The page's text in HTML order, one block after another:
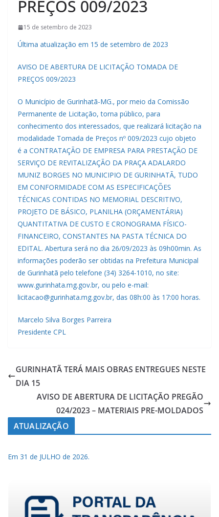
PREÇOS 009/2023
15 de setembro de 2023
Última atualização em 15 de setembro de 2023
AVISO DE ABERTURA DE LICITAÇÃO TOMADA DE
PREÇOS 009/2023
O Município de Gurinhatã-MG., por meio da Comissão
Permanente de Licitação, torna público, para
conhecimento dos interessados, que realizará licitação na
modalidade Tomada de Preços nº 009/2023 cujo objeto
é a CONTRATAÇÃO DE EMPRESA PARA PRESTAÇÃO DE
SERVIÇO DE REVITALIZAÇÃO DA PRAÇA ADALARDO
MUNIZ BORGES NO MUNICIPIO DE GURINHATÃ, TUDO
EM CONFORMIDADE COM AS ESPECIFICAÇÕES
TÉCNICAS CONTIDAS NO MEMORIAL DESCRITIVO,
PROJETO DE BÁSICO, PLANILHA (ORÇAMENTÁRIA)
QUANTITATIVA DE CUSTO E CRONOGRAMA FÍSICO-
FINANCEIRO, CONSTANTES NA PASTA TÉCNICA DO
EDITAL. Abertura será no dia 26/09/2023 às 09h00min. As
informações poderão ser obtidas na Prefeitura Municipal
de Gurinhatã pelo telefone (34) 3264-1010, no site:
www.gurinhata.mg.gov.br, ou pelo e-mail:
licitacao@gurinhata.mg.gov.br, das 08h:00 às 17:00 horas.
Marcelo Silva Borges Parreira
Presidente CPL
GURINHATÃ TERÁ MAIS OBRAS ENTREGUES NESTE
DIA 15
AVISO DE ABERTURA DE LICITAÇÃO PREGÃO
024/2023 – MATERIAIS PRE-MOLDADOS
ATUALIZAÇÃO
Em 31 de JULHO de 2026.